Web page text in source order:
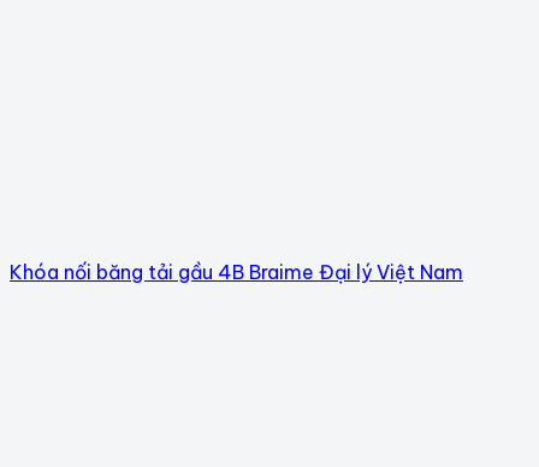
Khóa nối băng tải gầu 4B Braime Đại lý Việt Nam